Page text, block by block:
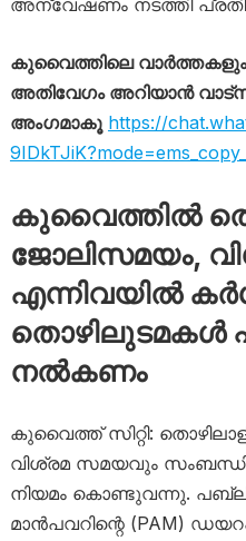
അന്വേഷണം നടത്തി
കുവൈത്തിലെ
അതിവേഗം അറിയാൻ
അംഗമാകൂ https://
കുവൈത്തിൽ
ജോലിസമയം,
എന്നിവയിൽ
തൊഴിലുടമകൾ
നൽകണം
കുവൈത്ത് സിറ്റി:
വിശ്രമ സമയവും
നിയമം കൊണ്ടുവന്നു.
മാൻപവറിന്റെ (PAM)